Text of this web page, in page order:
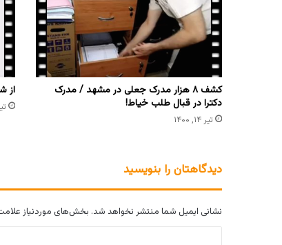
کشف ۸ هزار مدرک جعلی در مشهد / مدرک
دکترا در قبال طلب خیاط!
تیر ۱۴, ۱۴۰۰
از
تیر
دیدگاهتان را بنویسید
نشانی ایمیل شما منتشر نخواهد شد. بخش‌های موردنیاز